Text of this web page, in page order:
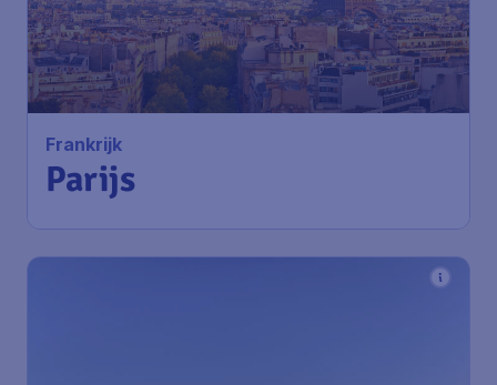
Frankrijk
Parijs